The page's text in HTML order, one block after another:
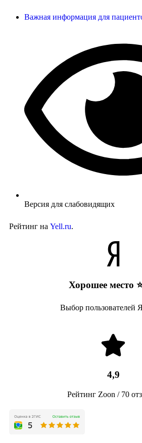
Важная информация для
Версия для слабовидящих
Рейтинг на Yell.ru.
Хорошее место
Выбор пользователей
4,9
Рейтинг Zoon / 70